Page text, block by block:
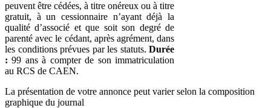
peuvent être cédées, à titre onéreux ou à titre
gratuit, à un cessionnaire n’ayant déjà la
qualité d’associé et que soit son degré de
parenté avec le cédant, après agrément, dans
les conditions prévues par les statuts. Durée
: 99 ans à compter de son immatriculation
au RCS de CAEN.
La présentation de votre annonce peut varier selon la composition
graphique du journal